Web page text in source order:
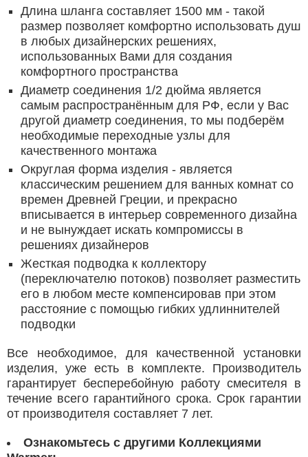
Длина шланга составляет 1500 мм - такой
размер позволяет комфортно использовать душ
в любых дизайнерских решениях,
использованных Вами для создания
комфортного пространства
Диаметр соединения 1/2 дюйма является
самым распространённым для РФ, если у Вас
другой диаметр соединения, то мы подберём
необходимые переходные узлы для
качественного монтажа
Округлая форма изделия - является
классическим решением для ванных комнат со
времен Древней Греции, и прекрасно
вписывается в интерьер современного дизайна
и не вынуждает искать компромиссы в
решениях дизайнеров
Жесткая подводка к коллектору
(переключателю потоков) позволяет разместить
его в любом месте компенсировав при этом
расстояние с помощью гибких удлиннителей
подводки
Все необходимое, для качественной установки
изделия, уже есть в комплекте. Производитель
гарантирует бесперебойную работу смесителя в
течение всего гарантийного срока. Срок гарантии
от производителя составляет 7 лет.
Ознакомьтесь с другими Коллекциями